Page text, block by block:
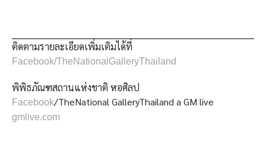
ติดตามรายละเอียดเพิ่มเติมได้ที่
Facebook/TheNationalGalleryThailand
พิพิธภัณฑสถานแห่งชาติ หอศิลป
Facebook/TheNational GalleryThailand a GM live
gmlive.com